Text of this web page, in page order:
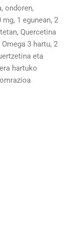
ondoren,
1 egunean, 2
Quercetina
3 hartu, 2
eta
hartuko